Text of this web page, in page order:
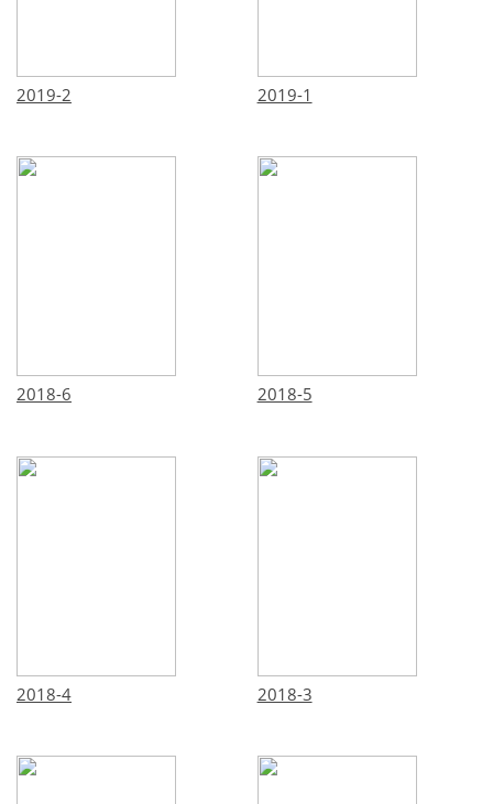
2019-2 2019-1
2018-6 2018-5
2018-4 2018-3